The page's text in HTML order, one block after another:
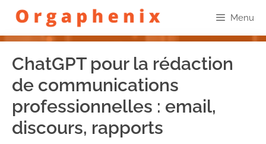
Menu
ChatGPT pour la rédaction
de communications
professionnelles : email,
discours, rapports